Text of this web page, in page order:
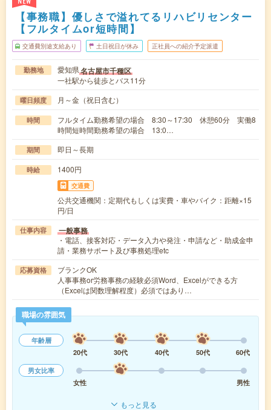
NEW
【事務職】優しさで溢れてるリハビリセンター
【フルタイムor短時間】
交通費別途支給あり 土日祝日が休み 正社員への紹介予定派遣
勤務地 愛知県名古屋市千種区
一社駅から徒歩とバス11分
曜日頻度 月～金（祝日含む）
時間
フルタイム勤務希望の場合 8:30～17:30 休憩60分 実働8
時間短時間勤務希望の場合 13:0…
期間 即日～長期
時給 1400円
交通費
公共交通機関：定期代もしくは実費・車やバイク：距離×15
円/日
仕事内容 一般事務
・電話、接客対応・データ入力や発注・申請など・助成金申
請・業務サポート及び事務処理etc
応募資格
ブランクOK
人事事務or労務事務の経験必須Word、Excelができる方
（Excelは関数理解程度）必須ではあり…
職場の雰囲気
年齢層
20代
30代 40代 50代
60代
男女比率
女性
男性
もっと見る